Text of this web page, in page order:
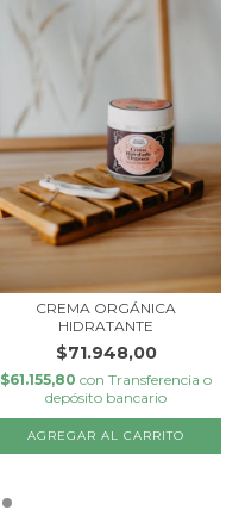
CREMA ORGÁNICA
HIDRATANTE
$71.948,00
$61.155,80 con Transferencia o
depósito bancario